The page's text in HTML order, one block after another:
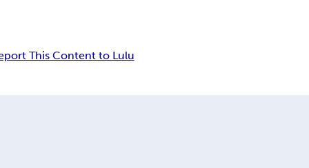
This Content to Lulu